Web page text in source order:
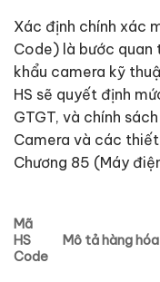
Xác định chính xác
Code) là bước quan
khẩu camera kỹ
HS sẽ quyết định
GTGT, và chính
Camera và các
Chương 85 (Máy
Mã
HS
Code
Mô tả hàng hóa